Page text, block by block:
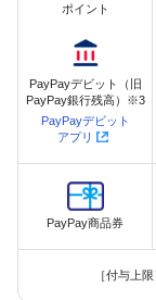
ポイント
PayPayデビット（旧
PayPay銀行残高）※3
PayPayデビット
アプリ
PayPay商品券
［付与上